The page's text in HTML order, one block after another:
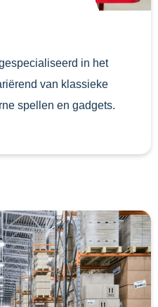
in het
van klassieke
spellen en gadgets.